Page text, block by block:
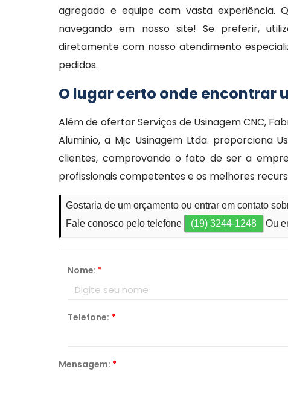
agregado e equipe com vasta experiência.
navegando em nosso site! Se preferir,
diretamente com nosso atendimento
pedidos.
O lugar certo onde encontrar
Além de ofertar Serviços de Usinagem CNC,
Aluminio, a Mjc Usinagem Ltda. proporciona
clientes, comprovando o fato de ser a
profissionais competentes e os melhores
Gostaria de um orçamento ou entrar em contato
Fale conosco pelo telefone
(19) 3244-1248 Ou
Nome: *
Telefone: *
Mensagem: *